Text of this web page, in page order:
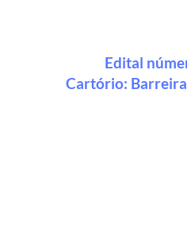
Edital
Cartório: